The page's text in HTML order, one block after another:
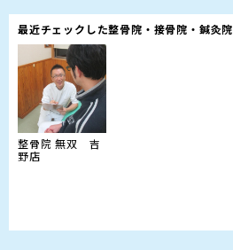
最近チェックした整骨院・接骨院・鍼灸院
整骨院 無双 吉
野店